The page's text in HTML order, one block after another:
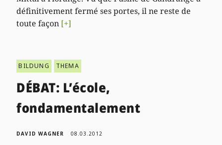
définitivement fermé ses portes, il ne reste de
toute façon [+]
BILDUNG THEMA
DÉBAT: L’école,
fondamentalement
DAVID WAGNER 08.03.2012